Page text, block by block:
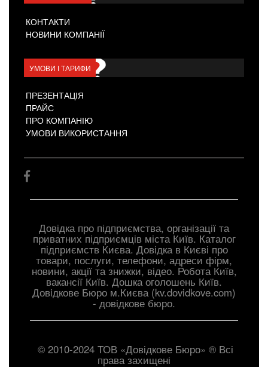
КОНТАКТИ
НОВИНИ КОМПАНІЇ
УМОВИ І ТАРИФИ
ПРЕЗЕНТАЦІЯ
ПРАЙС
ПРО КОМПАНІЮ
УМОВИ ВИКОРИСТАННЯ
Довідка про підприємства, організації та
приватних підприємців міста Київ. Каталог
підприємств Києва. Довідка в Києві про
товари, послуги, телефони, адреси фірм,
новини, акції та знижки, відео. Робота Київ,
вакансії Київ. Дошка оголошень Київ.
Довiдкове Бюро м.Києва (kv.dovidkove.com)
- довідкове бюро.
© 2010-2024 ТОВ «Довідкове Бюро» ® Всі
права захищені